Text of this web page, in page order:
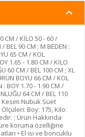
CM / KİLO 50 - 60 /
BEL 90 CM ; M BEDEN :
65 CM / KOL
1.65 - 1.80 CM / KİLO
60 CM / BEL 100 CM ; XL
BOYU 66 CM / KOL
: BOY 1.70 - 1.90 CM /
64 CM / BEL 110
Kesim Nubuk Süet
Boy: 175, Kilo:
; Ürün Hakkında·
koruma özelliğine
• El isi ve boncuklu